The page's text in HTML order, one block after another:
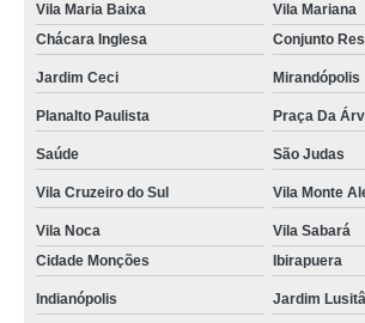
onde agendar tratamento para crise de ansiedade
onde agendar tratamento para crise de ansiedade
tratamento crise de ansiedade marcar Jardim Japão
tratamento psicológico para ansiedade marcar Vila
tratamento da ansiedade Santana
tratamento para ansiedade Morumbi
onde fazer tratamento para ansiedade Jardim
tratamento para transtorno de ansiedade Vila Helena
Vila Maria Baixa
Vila Mariana
Chácara Inglesa
Conjunto
Jardim Ceci Mirandópolis
Planalto Paulista Praça Da
Saúde São Judas
Vila Cruzeiro do Sul Vila Monte
Vila Noca
Vila Sabará
Cidade Monções
Ibirapuera
Indianópolis Jardim